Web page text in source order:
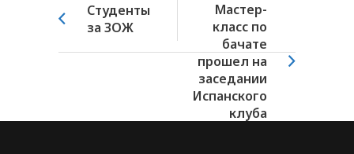
Студенты
за ЗОЖ
Мастер-
класс по
бачате
прошел на
заседании
Испанского
клуба